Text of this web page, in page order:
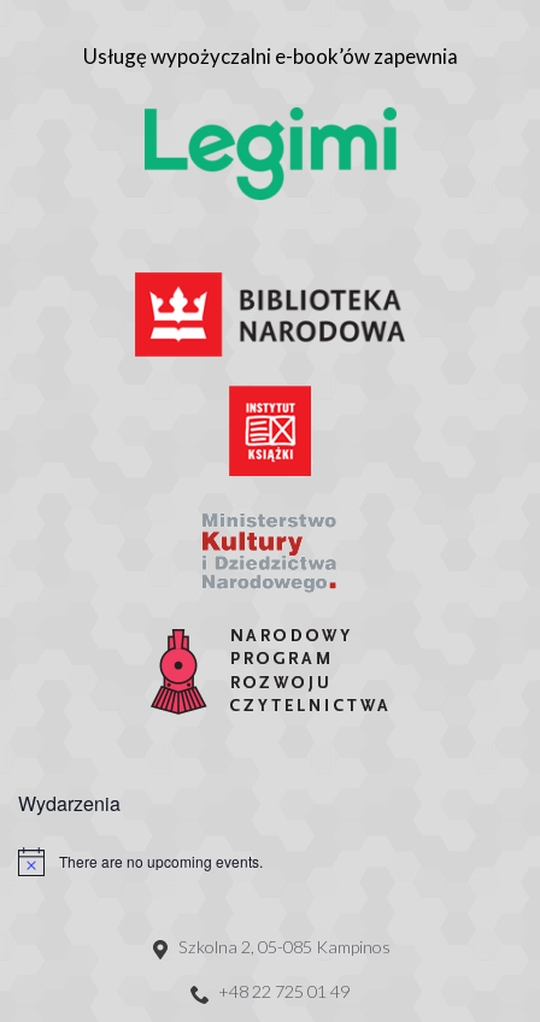
Usługę wypożyczalni e-book’ów zapewnia
Wydarzenia
There are no upcoming events.
Szkolna 2, 05-085 Kampinos
+48 22 725 01 49